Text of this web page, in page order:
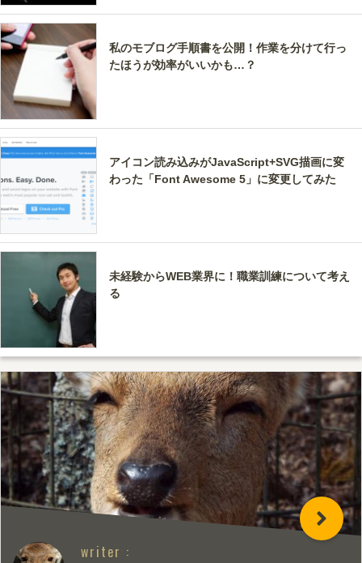
私のモブログ手順書を公開！作業を分けて行っ
たほうが効率がいいかも…？
アイコン読み込みがJavaScript+SVG描画に変
わった「Font Awesome 5」に変更してみた
未経験からWEB業界に！職業訓練について考え
る
writer :